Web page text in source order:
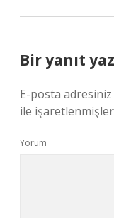
Bir yanıt
E-posta adresiniz
ile
Yorum